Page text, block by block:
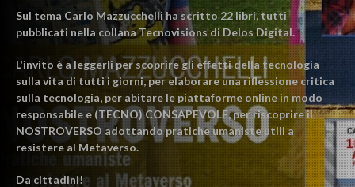
Sul tema Carlo Mazzucchelli ha scritto 22 libri, tutti
pubblicati nella collana Tecnovisions di Delos Digital.
L'invito è a leggerli per scoprire gli effetti della tecnologia
sulla vita di tutti i giorni, per elaborare una riflessione critica
sulla tecnologia, per abitare le piattaforme online in modo
responsabile e (TECNO) CONSAPEVOLE, per riscoprire il
NOSTROVERSO adottando pratiche umaniste utili a
resistere al Metaverso.
Da cittadini!